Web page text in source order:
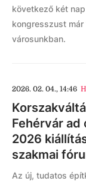
következő két
kongresszust már
városunkban.
2026. 02. 04., 14:46
Fehérvár ad
2026
szakmai
Az új, tudatos